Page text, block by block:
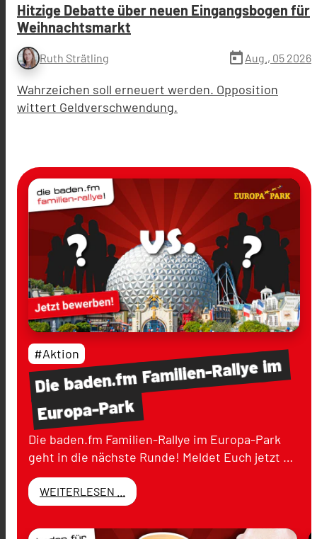
Hitzige Debatte über neuen Eingangsbogen für
Weihnachtsmarkt
Ruth Strätling today Aug., 05 2026
Wahrzeichen soll erneuert werden. Opposition
wittert Geldverschwendung.
Diebaden.fmFamilien-Rallyeim
Europa-Park
#Aktion
Die baden.fm Familien-Rallye im Europa-Park
geht in die nächste Runde! Meldet Euch jetzt …
WEITERLESEN ...